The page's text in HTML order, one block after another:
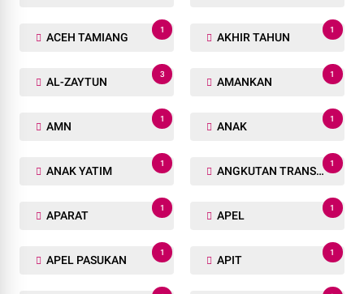
ACEH TAMIANG
1
AKHIR TAHUN
1
AL-ZAYTUN
3
AMANKAN
1
AMN
1
ANAK
1
ANAK YATIM
1
ANGKUTAN TRANSPORTASI
1
APARAT
1
APEL
1
APEL PASUKAN
1
APIT
1